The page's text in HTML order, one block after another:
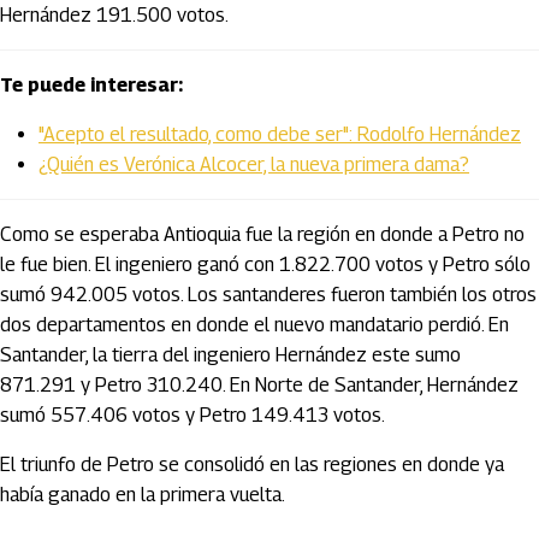
Hernández 191.500 votos.
Te puede interesar:
"Acepto el resultado, como debe ser": Rodolfo Hernández
¿Quién es Verónica Alcocer, la nueva primera dama?
Como se esperaba Antioquia fue la región en donde a Petro no
le fue bien. El ingeniero ganó con 1.822.700 votos y Petro sólo
sumó 942.005 votos. Los santanderes fueron también los otros
dos departamentos en donde el nuevo mandatario perdió. En
Santander, la tierra del ingeniero Hernández este sumo
871.291 y Petro 310.240. En Norte de Santander, Hernández
sumó 557.406 votos y Petro 149.413 votos.
El triunfo de Petro se consolidó en las regiones en donde ya
había ganado en la primera vuelta.